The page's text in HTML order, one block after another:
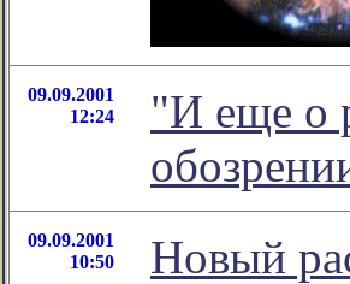
09.09.2001
12:24
"И еще о
09.09.2001
10:50
Новый